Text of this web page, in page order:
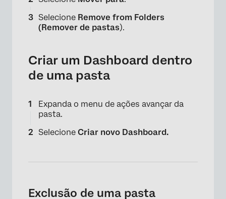
Selecione Remove from Folders
(Remover de pastas).
Criar um Dashboard dentro
de uma pasta
Expanda o menu de ações avançar da
pasta.
Selecione Criar novo Dashboard.
Exclusão de uma pasta